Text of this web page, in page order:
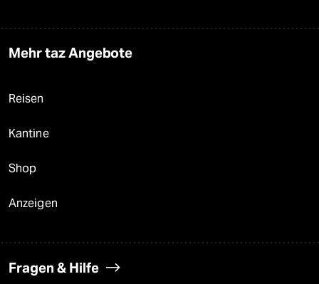
Mehr taz Angebote
Reisen
Kantine
Shop
Anzeigen
Fragen & Hilfe